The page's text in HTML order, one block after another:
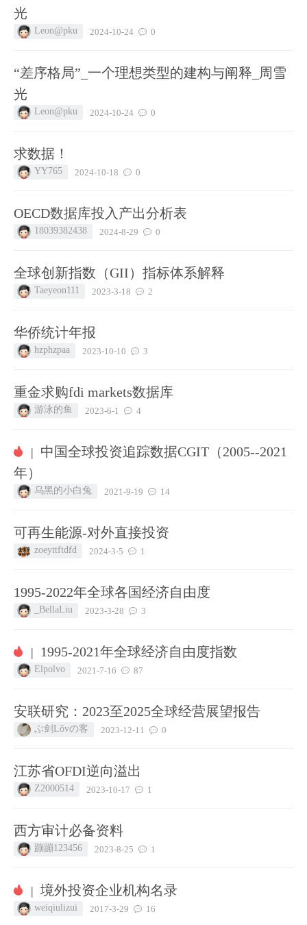
光
Leon@pku 2024-10-24 0
“差序格局”_一个理想类型的建构与阐释_周雪
光
Leon@pku 2024-10-24 0
求数据！
YY765 2024-10-18 0
OECD数据库投入产出分析表
18039382438 2024-8-29 0
全球创新指数（GII）指标体系解释
Taeyeon111 2023-3-18 2
华侨统计年报
hzphzpaa 2023-10-10 3
重金求购fdi markets数据库
游泳的鱼 2023-6-1 4
| 中国全球投资追踪数据CGIT（2005--2021
年）
乌黑的小白兔 2021-9-19 14
可再生能源-对外直接投资
zoeyttftdfd 2024-3-5 1
1995-2022年全球各国经济自由度
_BellaLiu 2023-3-28 3
| 1995-2021年全球经济自由度指数
Elpolvo 2021-7-16 87
安联研究：2023至2025全球经营展望报告
ぶ剑Lǒvの客 2023-12-11 0
江苏省OFDI逆向溢出
Z2000514 2023-10-17 1
西方审计必备资料
蹦蹦123456 2023-8-25 1
| 境外投资企业机构名录
weiqiulizui 2017-3-29 16